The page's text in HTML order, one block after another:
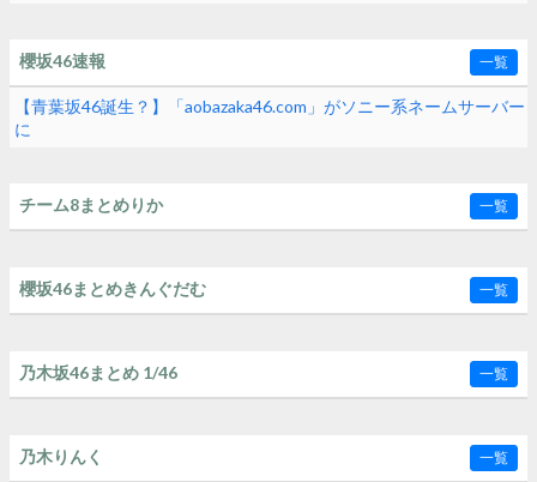
櫻坂46速報 一覧
【青葉坂46誕生？】「aobazaka46.com」がソニー系ネームサーバー
に
チーム8まとめりか 一覧
櫻坂46まとめきんぐだむ 一覧
乃木坂46まとめ 1/46 一覧
乃木りんく 一覧